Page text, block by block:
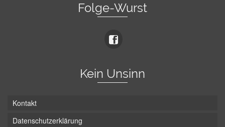
Folge-Wurst
Kein Unsinn
Kontakt
Datenschutzerklärung